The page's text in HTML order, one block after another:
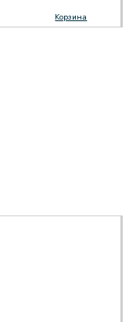
Корзина